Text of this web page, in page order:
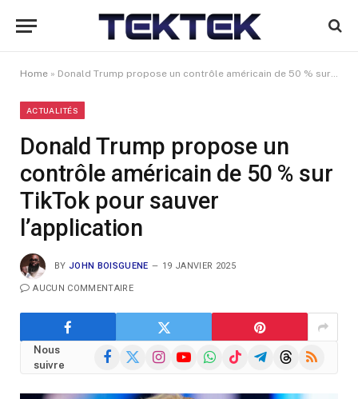
Home » Donald Trump propose un contrôle américain de 50 % sur TikTok pour sauver l’application
ACTUALITÉS
Donald Trump propose un
contrôle américain de 50 % sur
TikTok pour sauver
l’application
BY JOHN BOISGUENE 19 JANVIER 2025
AUCUN COMMENTAIRE
Nous
suivre
Facebook
X
InstagramYouTubeWhatsAppTikTokTelegramThreads
RSS